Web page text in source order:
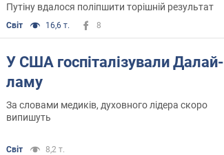
Путіну вдалося поліпшити торішній результат
Світ 16,6 т. 8
У США госпіталізували Далай-
ламу
За словами медиків, духовного лідера скоро
випишуть
Світ 8,2 т.